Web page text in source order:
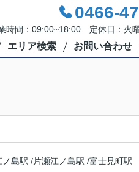
0466-
時間：09:00~18:00 定休日：火
エリア検索 お問い合わせ
ノ島駅 /片瀬江ノ島駅 /富士見町駅